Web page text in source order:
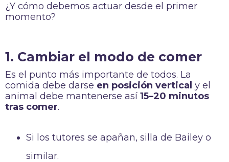
¿Y cómo debemos actuar desde el primer
momento?
1. Cambiar el modo de comer
Es el punto más importante de todos. La
comida debe darse en posición vertical y el
animal debe mantenerse así 15–20 minutos
tras comer.
Si los tutores se apañan, silla de Bailey o
similar.